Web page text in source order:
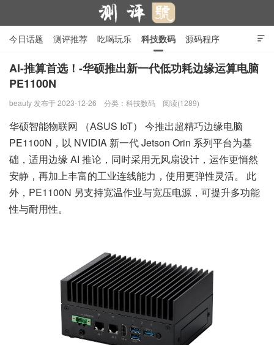
测评号

今日话题 测评推荐 吃喝玩乐 科技数码 源码程序
行业产品 在线投稿 隐私政策
AI-推算首选！-华硕推出新一代低功耗边缘运算电脑
PE1100N
beauty 发布于 2023-12-26 分类： 科技数码 阅读(1289)
华硕智能物联网 （ASUS IoT） 今推出超精巧边缘电脑
PE1100N，以 NVIDIA 新一代 Jetson Orin 系列平台为基
础，适用边缘 AI 推论，同时采用无风扇设计，运作更悄然
安静，再加上丰富的工业连线能力，使用更弹性灵活。 此
外，PE1100N 另支持宽温作业与宽压电源，可提升多功能
性与耐用性。